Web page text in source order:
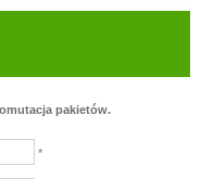
pakietów.
*